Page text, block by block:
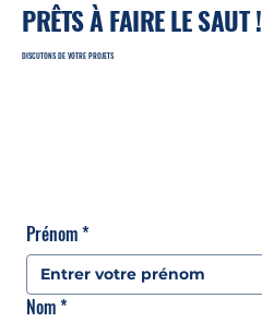
PRÊTS À FAIRE LE SAUT !
DISCUTONS DE VOTRE PROJETS
Prénom*
Nom*